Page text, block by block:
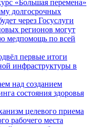
«Большая перемена»
долгосрочных
через Госуслуги
регионов могут
медпомощь по всей
первые итоги
инфраструктуры в
над созданием
состояния здоровья
целевого приема
рабочего места